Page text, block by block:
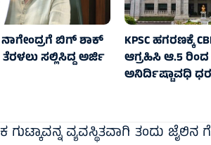
ಬಿಗ್‌ ಶಾಕ್‌
ಸಲ್ಲಿಸಿದ್ದ ಅರ್ಜಿ
KPSC ಹಗರಣಕ್ಕೆ
ಆಗ್ರಹಿಸಿ ಆ.5 ರಿಂದ
ಅನಿರ್ದಿಷ್ಟಾವಧಿ
ವ್ಯವಸ್ಥಿತವಾಗಿ ತಂದು ಜೈಲಿನ